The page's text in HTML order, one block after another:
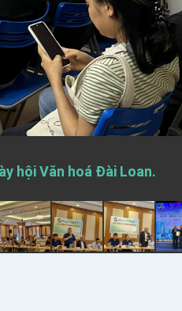
hội Văn hoá Đài Loan.